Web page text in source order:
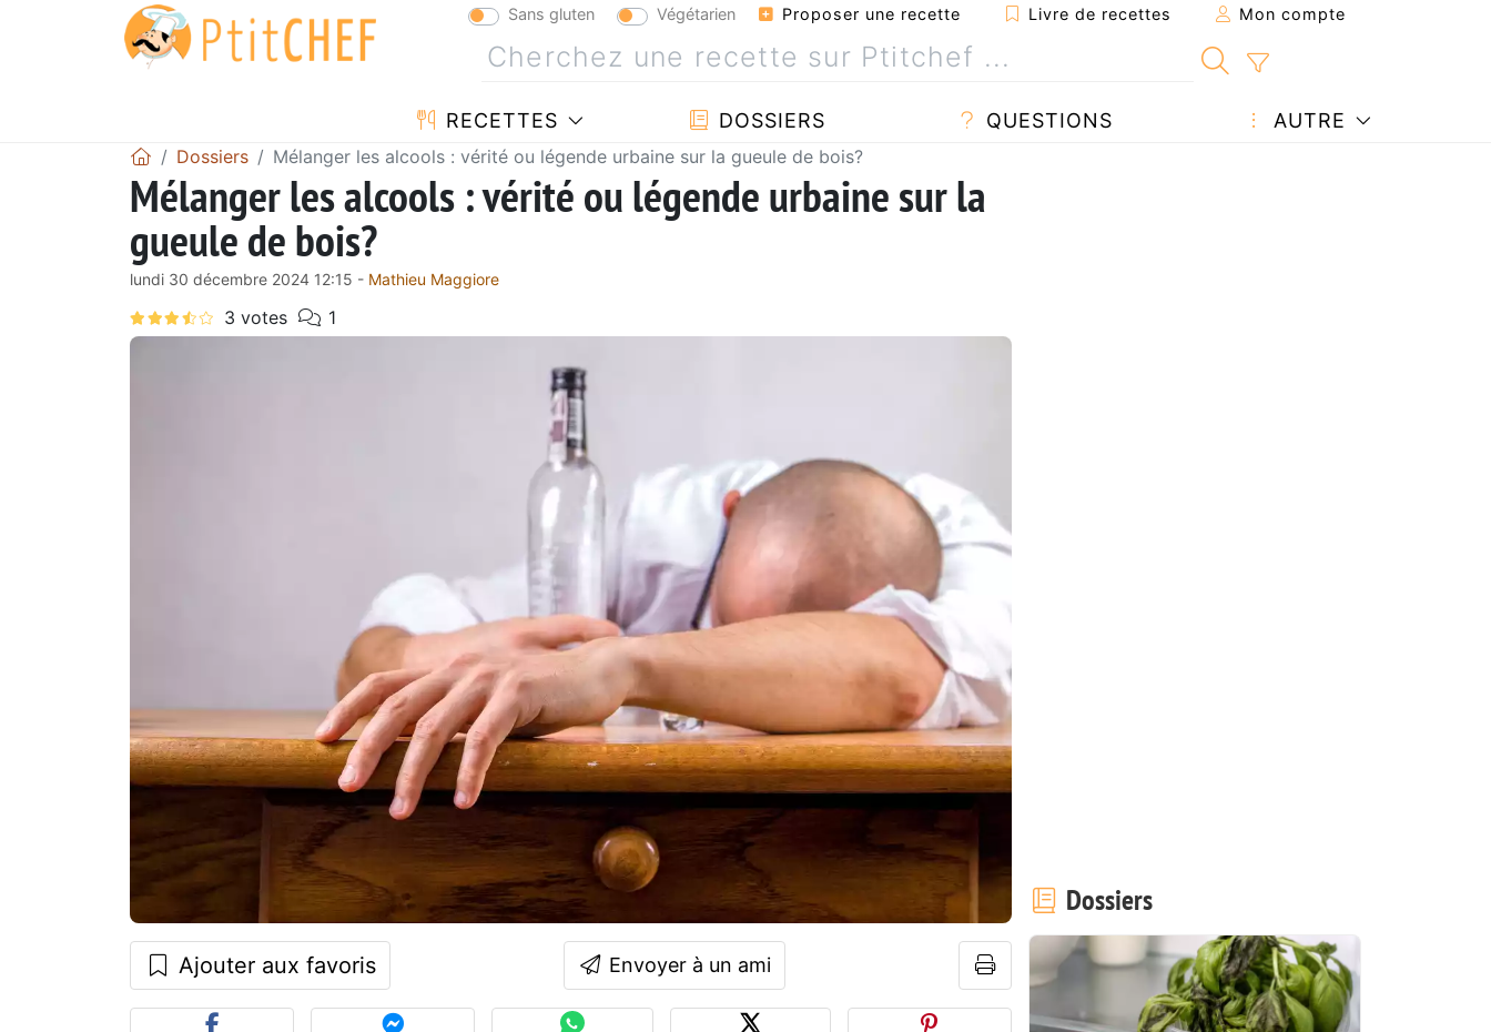
Sans gluten Végétarien Proposer une recette Livre de recettes Mon compte
RECETTES DOSSIERS QUESTIONS AUTRE
Dossiers Mélanger les alcools : vérité ou légende urbaine sur la gueule de bois?
Mélanger les alcools : vérité ou légende urbaine sur la
gueule de bois?
lundi 30 décembre 2024 12:15 - Mathieu Maggiore
Ajouter aux favoris Envoyer à un ami
Dossiers